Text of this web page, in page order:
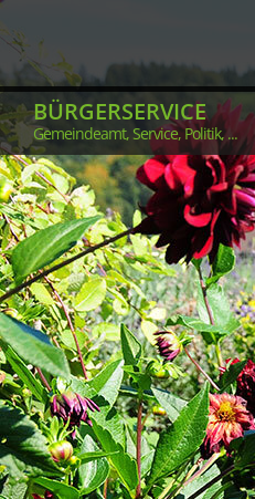
BÜRGERSERVICE
Gemeindeamt, Service, Politik, ...